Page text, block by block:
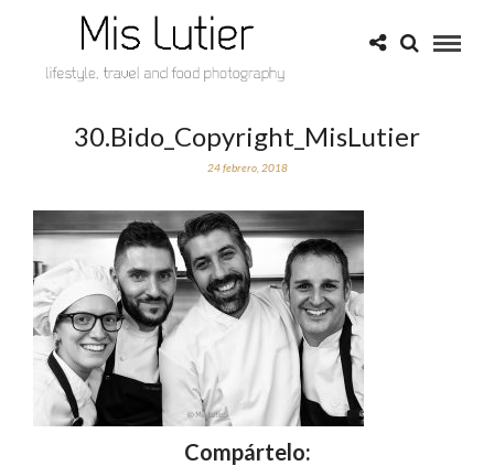
30.Bido_Copyright_MisLutier
24 febrero, 2018
Compártelo: